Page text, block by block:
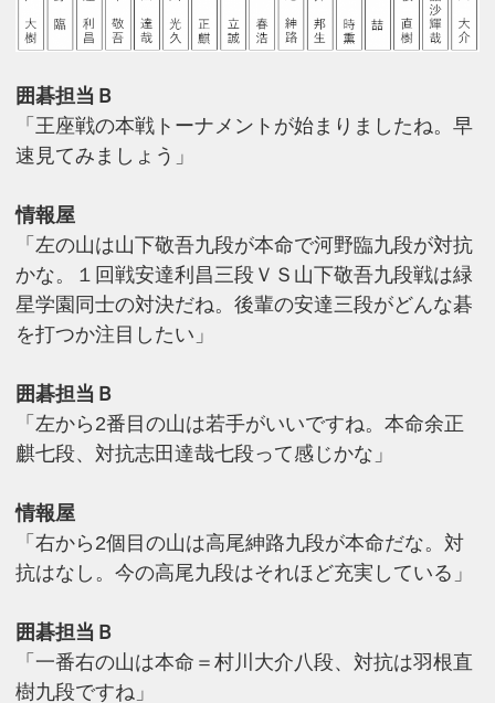
囲碁担当Ｂ
「王座戦の本戦トーナメントが始まりましたね。早
速見てみましょう」
情報屋
「左の山は山下敬吾九段が本命で河野臨九段が対抗
かな。１回戦安達利昌三段ＶＳ山下敬吾九段戦は緑
星学園同士の対決だね。後輩の安達三段がどんな碁
を打つか注目したい」
囲碁担当Ｂ
「左から2番目の山は若手がいいですね。本命余正
麒七段、対抗志田達哉七段って感じかな」
情報屋
「右から2個目の山は高尾紳路九段が本命だな。対
抗はなし。今の高尾九段はそれほど充実している」
囲碁担当Ｂ
「一番右の山は本命＝村川大介八段、対抗は羽根直
樹九段ですね」